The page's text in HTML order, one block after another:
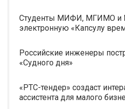
Студенты МИФИ, МГИМО и
электронную «Капсулу
Российские инженеры
«Судного дня»
«РТС-тендер» создаст
ассистента для малого